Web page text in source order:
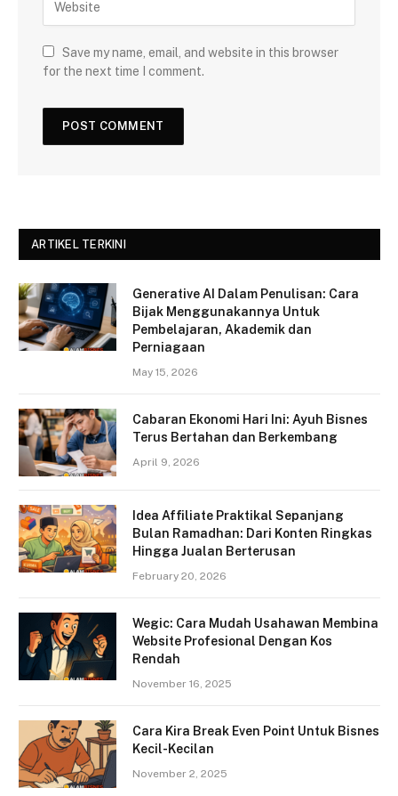
Save my name, email, and website in this browser
for the next time I comment.
ARTIKEL TERKINI
Generative AI Dalam Penulisan: Cara
Bijak Menggunakannya Untuk
Pembelajaran, Akademik dan
Perniagaan
May 15, 2026
Cabaran Ekonomi Hari Ini: Ayuh Bisnes
Terus Bertahan dan Berkembang
April 9, 2026
Idea Affiliate Praktikal Sepanjang
Bulan Ramadhan: Dari Konten Ringkas
Hingga Jualan Berterusan
February 20, 2026
Wegic: Cara Mudah Usahawan Membina
Website Profesional Dengan Kos
Rendah
November 16, 2025
Cara Kira Break Even Point Untuk Bisnes
Kecil-Kecilan
November 2, 2025